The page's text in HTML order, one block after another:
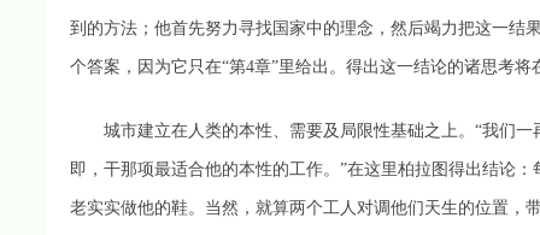
到的方法；他首先努力寻找国家中的理念，然后竭力把这一结
个答案，因为它只在“第4章”里给出。得出这一结论的诸思考
城市建立在人类的本性、需要及局限性基础之上。“我们一
即，干那项最适合他的本性的工作。”在这里柏拉图得出结论
老实实做他的鞋。当然，就算两个工人对调他们天生的位置，